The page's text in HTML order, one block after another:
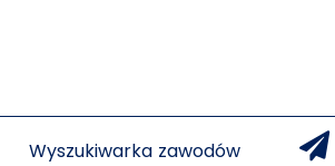
Wyszukiwarka zawodów